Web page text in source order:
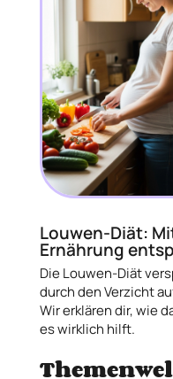
Louwen-Diät:
Ernährung
Die Louwen-Diät
durch den Verzicht
Wir erklären dir, wie
es wirklich hilft.